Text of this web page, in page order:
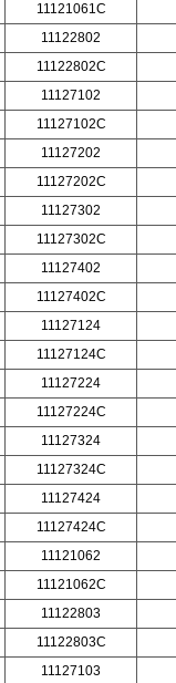
11121061C
11122802
11122802C
11127102
11127102C
11127202
11127202C
11127302
11127302C
11127402
11127402C
11127124
11127124C
11127224
11127224C
11127324
11127324C
11127424
11127424C
11121062
11121062C
11122803
11122803C
11127103